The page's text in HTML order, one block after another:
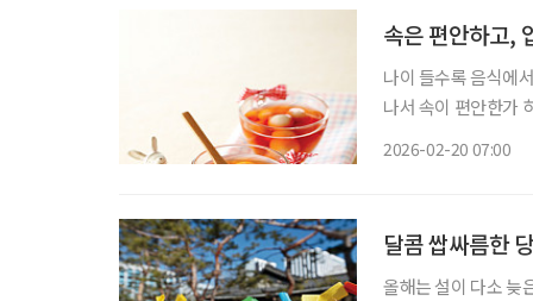
속은 편안하고,
나이 들수록 음식에
나서 속이 편안한가
2026-02-20 07:00
달콤 쌉싸름한
올해는 설이 다소 늦